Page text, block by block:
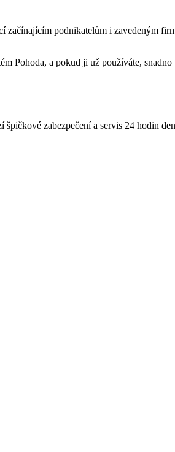
podnikatelům i zavedeným
Pohoda, a pokud ji už používáte, snadno
zabezpečení a servis 24 hodin